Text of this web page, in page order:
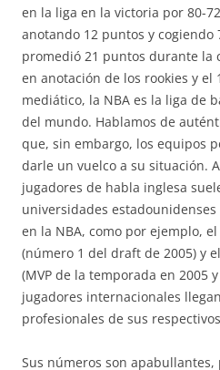
en la liga en la victoria por 80-
anotando 12 puntos y cogiendo
promedió 21 puntos durante la
en anotación de los rookies y el
mediático, la NBA es la liga de
del mundo. Hablamos de
que, sin embargo, los equipos
darle un vuelco a su situación.
jugadores de habla inglesa
universidades
en la NBA, como por ejemplo,
(número 1 del draft de 2005) y
(MVP de la temporada en 2005
jugadores internacionales
profesionales de sus
Sus números son apabullantes,